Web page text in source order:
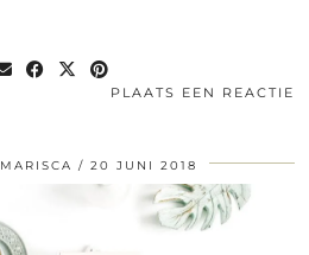
PLAATS EEN REACTIE
MARISCA 20 JUNI 2018